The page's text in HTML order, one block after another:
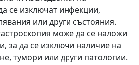
се изключат инфекции,
или други състояния.
може да се наложи
за да се изключи наличие на
тумори или други патологии.